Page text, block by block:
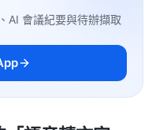
AI 會議紀要與待辦擷取